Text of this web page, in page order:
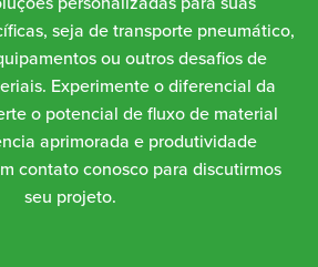
seja de transporte pneumático,
ou outros desafios de
Experimente o diferencial da
o potencial de fluxo de material
aprimorada e produtividade
contato conosco para discutirmos
seu projeto.